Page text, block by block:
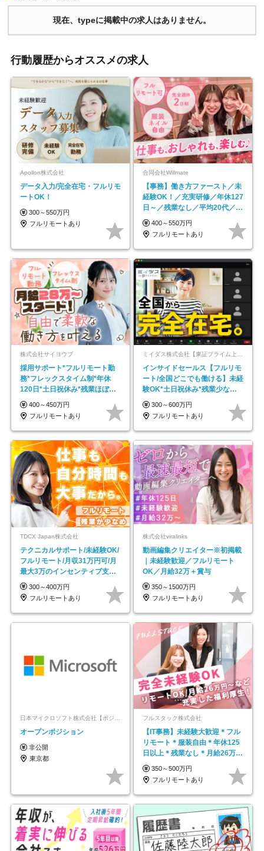
現在、typeに掲載中の求人はありません。
行動履歴からオススメの求人
Apollon株式会社
データ入力/完全在宅・フルリモ
ートOK！
300～550万円
フルリモートあり
合同会社Willmate
【事務】働き方ファースト／未
経験OK！／充実研修／年休127
日～／残業なし／平均20代／リ
モートOK
400～550万円
フルリモートあり
株式会社サイヨウブ
採用サポート*フルリモート勤
務*フレックスタイム制*年休
120日*土日祝休み*残業ほぼな
し*育児中社員8割以上
400～450万円
フルリモートあり
ミイダス株式会社【東証プライム上場パーソルグループ】
インサイドセールス【フルリモ
ート/全国どこでも働ける】未経
験OK*土日祝休み*残業少なめ*
在宅勤務手当あり
300～600万円
フルリモートあり
TDCX Japan株式会社
テクニカルサポート/未経験OK/
フルリモート/月収31万円可/月
最大3万のインセンティブ支給/
平均年齢33歳
300～400万円
フルリモートあり
株式会社viralinks
動画編集クリエイター※初掲載
｜未経験歓迎／フルリモート
OK／月給32万＋賞与
350～1500万円
フルリモートあり
日本マイクロソフト株式会社【ポジションマッチ登録】
オープンポジション
非公開
東京都
フルスタック株式会社
【IT事務】未経験大歓迎＊フル
リモート＊服装自由＊年休125
日以上＊残業なし＊月給26万円
以上
350～500万円
フルリモートあり